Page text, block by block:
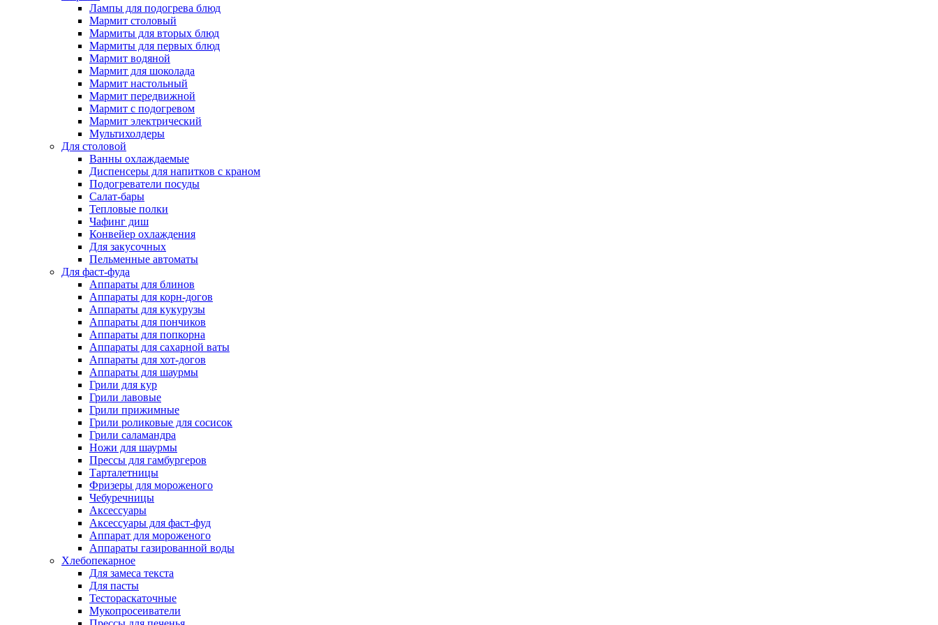
Лампы для подогрева блюд
Мармит столовый
Мармиты для вторых блюд
Мармиты для первых блюд
Мармит водяной
Мармит для шоколада
Мармит настольный
Мармит передвижной
Мармит с подогревом
Мармит электрический
Мультихолдеры
Для столовой
Ванны охлаждаемые
Диспенсеры для напитков с краном
Подогреватели посуды
Салат-бары
Тепловые полки
Чафинг диш
Конвейер охлаждения
Для закусочных
Пельменные автоматы
Для фаст-фуда
Аппараты для блинов
Аппараты для корн-догов
Аппараты для кукурузы
Аппараты для пончиков
Аппараты для попкорна
Аппараты для сахарной ваты
Аппараты для хот-догов
Аппараты для шаурмы
Грили для кур
Грили лавовые
Грили прижимные
Грили роликовые для сосисок
Грили саламандра
Ножи для шаурмы
Прессы для гамбургеров
Тарталетницы
Фризеры для мороженого
Чебуречницы
Аксессуары
Аксессуары для фаст-фуд
Аппарат для мороженого
Аппараты газированной воды
Хлебопекарное
Для замеса текста
Для пасты
Тестораскаточные
Мукопросеиватели